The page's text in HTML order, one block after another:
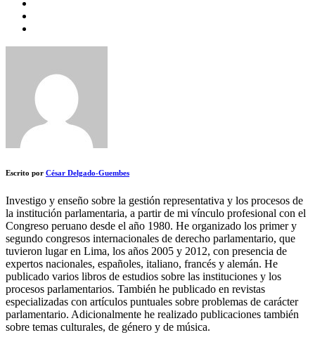
Escrito por César Delgado-Guembes
Investigo y enseño sobre la gestión representativa y los procesos de
la institución parlamentaria, a partir de mi vínculo profesional con el
Congreso peruano desde el año 1980. He organizado los primer y
segundo congresos internacionales de derecho parlamentario, que
tuvieron lugar en Lima, los años 2005 y 2012, con presencia de
expertos nacionales, españoles, italiano, francés y alemán. He
publicado varios libros de estudios sobre las instituciones y los
procesos parlamentarios. También he publicado en revistas
especializadas con artículos puntuales sobre problemas de carácter
parlamentario. Adicionalmente he realizado publicaciones también
sobre temas culturales, de género y de música.